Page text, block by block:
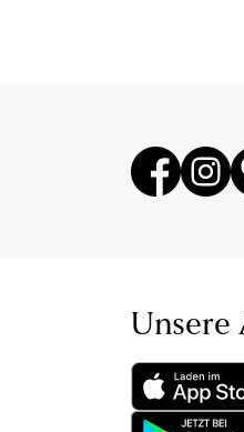
Unsere